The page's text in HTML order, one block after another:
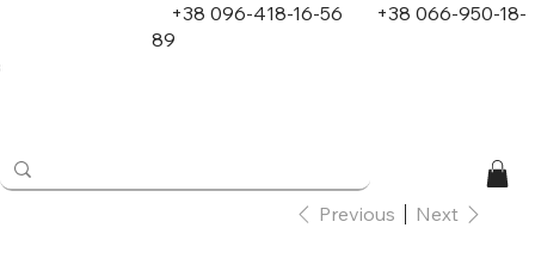
+38 096-418-16-56 +38 066-950-18-
89
Previous Next